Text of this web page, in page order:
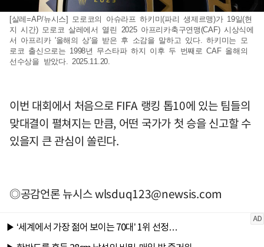
[살레=AP/뉴시스] 모로코의 아슈라프 하키미(파리 생제르맹)가 19일(현
지 시간) 모로코 살레에서 열린 2025 아프리카축구연맹(CAF) 시상식에
서 아프리카 '올해의 상'을 받은 후 소감을 말하고 있다. 하키미는 모
로코 출신으로는 1998년 무스타파 하지 이후 두 번째로 CAF 올해의
선수상을 받았다. 2025.11.20.
이번 대회에서 처음으로 FIFA 랭킹 톱10에 있는 팀들의
맞대결이 펼쳐지는 만큼, 어떤 국가가 첫 승을 신고할 수
있을지 큰 관심이 쏠린다.
◎공감언론 뉴시스wlsduq123@newsis.com